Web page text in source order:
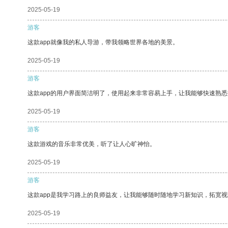
2025-05-19
游客
这款app就像我的私人导游，带我领略世界各地的美景。
2025-05-19
游客
这款app的用户界面简洁明了，使用起来非常容易上手，让我能够快速熟悉
2025-05-19
游客
这款游戏的音乐非常优美，听了让人心旷神怡。
2025-05-19
游客
这款app是我学习路上的良师益友，让我能够随时随地学习新知识，拓宽视
2025-05-19